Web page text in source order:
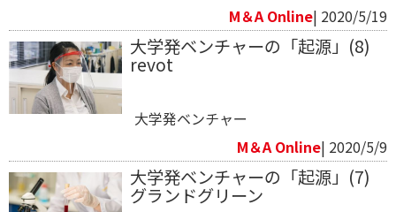
M＆A Online| 2020/5/19
大学発ベンチャーの「起源」(8)
revot
大学発ベンチャー
M＆A Online| 2020/5/9
大学発ベンチャーの「起源」(7)
グランドグリーン